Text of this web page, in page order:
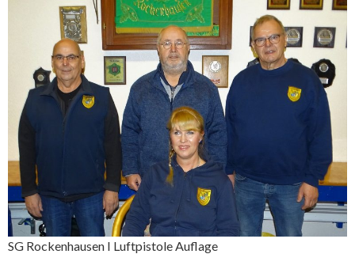
SG Rockenhausen I Luftpistole Auflage